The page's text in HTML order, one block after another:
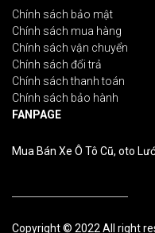
Chính sách bảo mật
Chính sách mua hàng
Chính sách vận chuyển
Chính sách đổi trả
Chính sách thanh toán
Chính sách bảo hành
FANPAGE
Mua Bán Xe Ô Tô Cũ, oto
Copyright © 2022 All right